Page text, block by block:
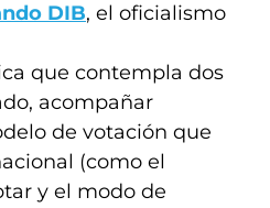
DIB, el oficialismo
que contempla dos
acompañar
de votación que
(como el
y el modo de